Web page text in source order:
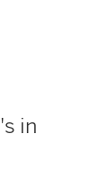
in